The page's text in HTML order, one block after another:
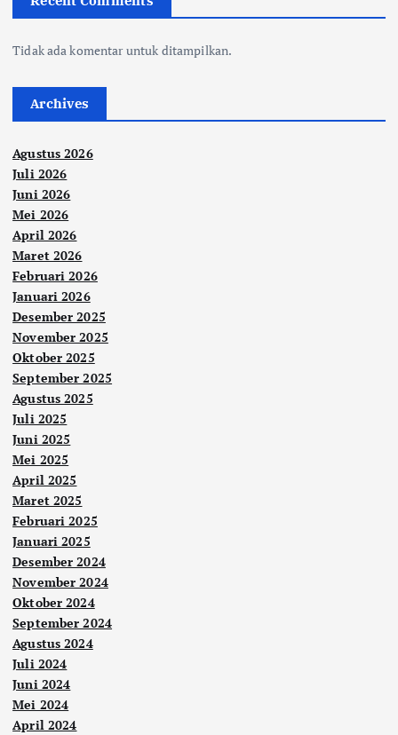
Tidak ada komentar untuk ditampilkan.
Archives
Agustus 2026
Juli 2026
Juni 2026
Mei 2026
April 2026
Maret 2026
Februari 2026
Januari 2026
Desember 2025
November 2025
Oktober 2025
September 2025
Agustus 2025
Juli 2025
Juni 2025
Mei 2025
April 2025
Maret 2025
Februari 2025
Januari 2025
Desember 2024
November 2024
Oktober 2024
September 2024
Agustus 2024
Juli 2024
Juni 2024
Mei 2024
April 2024